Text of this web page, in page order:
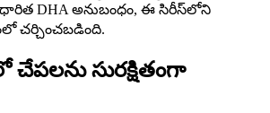
DHA అనుబంధం, ఈ సిరీస్‌లోని
చర్చించబడింది.
చేపలను సురక్షితంగా